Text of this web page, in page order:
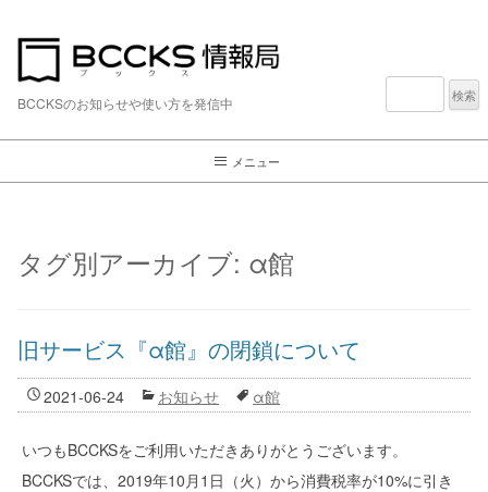
BCCKSのお知らせや使い方を発信中
検
メニュー
タグ別アーカイブ: α館
旧サービス『α館』の閉鎖について
2021-06-24 お知らせ α館
いつもBCCKSをご利用いただきありがとうございます。
BCCKSでは、2019年10月1日（火）から消費税率が10%に引き